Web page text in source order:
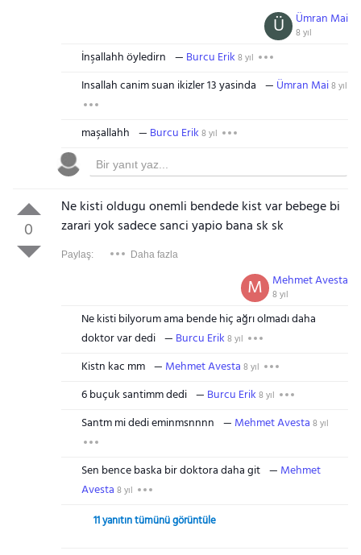
Ümran Mai
8 yıl
Ü
İnşallahh öyledirn Burcu Erik 8 yıl
Insallah canim suan ikizler 13 yasinda Ümran Mai8 yıl
maşallahh Burcu Erik 8 yıl
0
Ne kisti oldugu onemli bendede kist var bebege bi
zarari yok sadece sanci yapio bana sk sk
Paylaş: Daha fazla
Mehmet Avesta
8 yıl
M
Ne kisti bilyorum ama bende hiç ağrı olmadı daha
doktor var dedi
Burcu Erik 8 yıl
Kistn kac mm Mehmet Avesta 8 yıl
6 buçuk santimm dedi Burcu Erik 8 yıl
Santm mi dedi eminmsnnnn Mehmet Avesta 8 yıl
Sen bence baska bir doktora daha git
Mehmet
Avesta 8 yıl
11 yanıtın tümünü görüntüle